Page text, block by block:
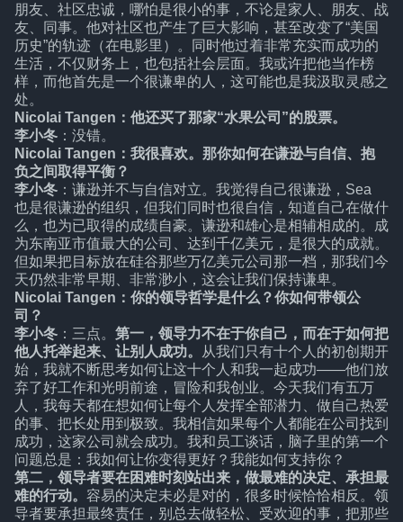
朋友、社区忠诚，哪怕是很小的事，不论是家人、朋友、战
友、同事。他对社区也产生了巨大影响，甚至改变了“美国
历史”的轨迹（在电影里）。同时他过着非常充实而成功的
生活，不仅财务上，也包括社会层面。我或许把他当作榜
样，而他首先是一个很谦卑的人，这可能也是我汲取灵感之
处。
Nicolai Tangen：他还买了那家“水果公司”的股票。
李小冬 ：没错。
Nicolai Tangen：我很喜欢。那你如何在谦逊与自信、抱
负之间取得平衡？
李小冬 ：谦逊并不与自信对立。我觉得自己很谦逊，Sea
也是很谦逊的组织，但我们同时也很自信，知道自己在做什
么，也为已取得的成绩自豪。谦逊和雄心是相辅相成的。成
为东南亚市值最大的公司、达到千亿美元，是很大的成就。
但如果把目标放在硅谷那些万亿美元公司那一档，那我们今
天仍然非常早期、非常渺小，这会让我们保持谦卑。
Nicolai Tangen：你的领导哲学是什么？你如何带领公
司？
李小冬 ：三点。 第一，领导力不在于你自己，而在于如何把
他人托举起来、让别人成功。
从我们只有十个人的初创期开
始，我就不断思考如何让这十个人和我一起成功——他们放
弃了好工作和光明前途，冒险和我创业。今天我们有五万
人，我每天都在想如何让每个人发挥全部潜力、做自己热爱
的事、把长处用到极致。我相信如果每个人都能在公司找到
成功，这家公司就会成功。我和员工谈话，脑子里的第一个
问题总是：我如何让你变得更好？我能如何支持你？
第二，领导者要在困难时刻站出来，做最难的决定、承担最
难的行动。 容易的决定未必是对的，很多时候恰恰相反。领
导者要承担最终责任，别总去做轻松、受欢迎的事，把那些